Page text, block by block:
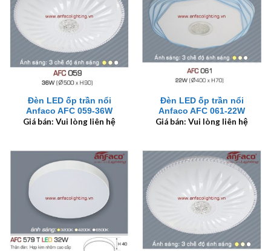
Đèn LED ốp trần nổi
Anfaco AFC 059-36W
Giá bán: Vui lòng liên hệ
Đèn LED ốp trần nổi
Anfaco AFC 061-22W
Giá bán: Vui lòng liên hệ